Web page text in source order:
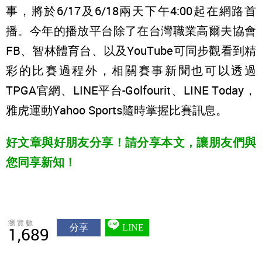
事，將於6/17及6/18兩天下午4:00起在網路首
播。今年的播放平台除了在台灣職業高爾夫協會
FB、智林體育台、以及YouTube可同步觀看到精
彩的比賽過程外，相關賽事新聞也可以透過
TPGA官網、LINE平台-Golfourit、LINE Today，
雅虎運動Yahoo Sports隨時掌握比賽訊息。
好文章與好朋友分享！請分享本文，讓朋友們與
您同享新知！
瀏覽數
1,689 分享 LINE